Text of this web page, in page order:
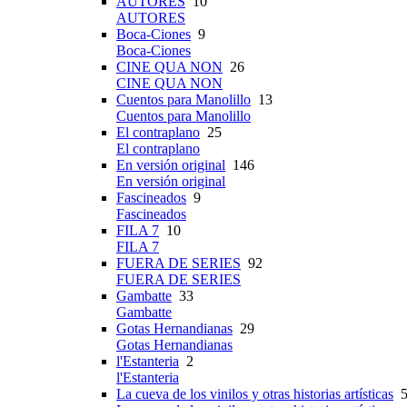
AUTORES
Boca-Ciones 9
Boca-Ciones
CINE QUA NON 26
CINE QUA NON
Cuentos para Manolillo 13
Cuentos para Manolillo
El contraplano 25
El contraplano
En versión original 146
En versión original
Fascineados 9
Fascineados
FILA 7 10
FILA 7
FUERA DE SERIES 92
FUERA DE SERIES
Gambatte 33
Gambatte
Gotas Hernandianas 29
Gotas Hernandianas
l'Estanteria 2
l'Estanteria
La cueva de los vinilos y otras historias artísticas